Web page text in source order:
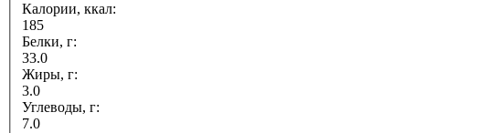
Калории, ккал:
185
Белки, г:
33.0
Жиры, г:
3.0
Углеводы, г:
7.0